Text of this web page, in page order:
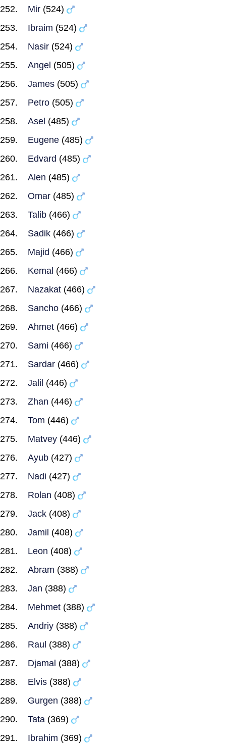
Mir (524)
Ibraim (524)
Nasir (524)
Angel (505)
James (505)
Petro (505)
Asel (485)
Eugene (485)
Edvard (485)
Alen (485)
Omar (485)
Talib (466)
Sadik (466)
Majid (466)
Kemal (466)
Nazakat (466)
Sancho (466)
Ahmet (466)
Sami (466)
Sardar (466)
Jalil (446)
Zhan (446)
Tom (446)
Matvey (446)
Ayub (427)
Nadi (427)
Rolan (408)
Jack (408)
Jamil (408)
Leon (408)
Abram (388)
Jan (388)
Mehmet (388)
Andriy (388)
Raul (388)
Djamal (388)
Elvis (388)
Gurgen (388)
Tata (369)
Ibrahim (369)